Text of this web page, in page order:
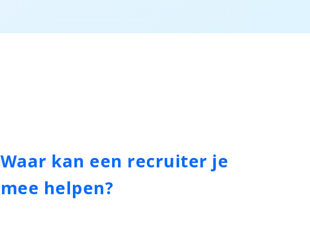
Waar kan een recruiter je
mee helpen?